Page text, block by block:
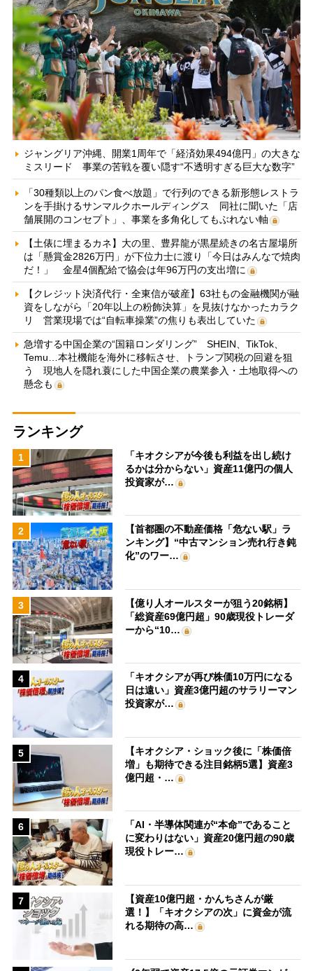
ジャングリア沖縄、開業1周年で「経済効果494億円」の大きな
ミスリード 事業の苦戦を覆い隠す“不透明すぎる巨大な数字”
「30種類以上のパン食べ放題」で行列のできる新形態レストラ
ンを手掛けるサンマルクホールディングス 同社に聞いた「店
舗展開のコンセプト」、事業を多角化してもぶれない軸
【土俵に埋まるカネ】大の里、豊昇龍が黒星続きの名古屋場所
は「懸賞金2826万円」が下位力士に渡り「今日はみんなで焼肉
だ！」 金星4個配給で協会は年96万円の支出増に
【クレジット決済代行・全東信が破産】63社もの金融機関が融
資をしながら「20年以上の粉飾決算」を見抜けなかったカラク
リ 営業現場では“自転車操業”の焦りも表出していた
急増する中国企業の“国籍ロンダリング” SHEIN、TikTok、
Temu…本社機能を海外に移転させ、トランプ関税の回避を狙
う 現地人を隠れ蓑にした中国企業の農業参入・土地取得への
懸念も
ランキング
1
「キオクシアが今後も利益を出し続け
るかは分からない」資産11億円の個人
投資家が…
2
【首都圏の不動産価格「危ない駅」ラ
ンキング】“中古マンション売れ行き鈍
化”のワー…
3
【億り人オールスターが狙う20銘柄】
「総資産69億円超」90歳現役トレーダ
ーから“10…
4
「キオクシアが再び株価10万円になる
日は遠い」資産3億円超のサラリーマン
投資家が…
5
【キオクシア・ショック後に「株価倍
増」も期待できる注目銘柄5選】資産3
億円超・…
6
「AI・半導体関連が“本命”であること
に変わりはない」資産20億円超の90歳
現役トレー…
7
【資産10億円超・かんちさんが厳
選！】「キオクシアの次」に資金が流
れる期待の高…